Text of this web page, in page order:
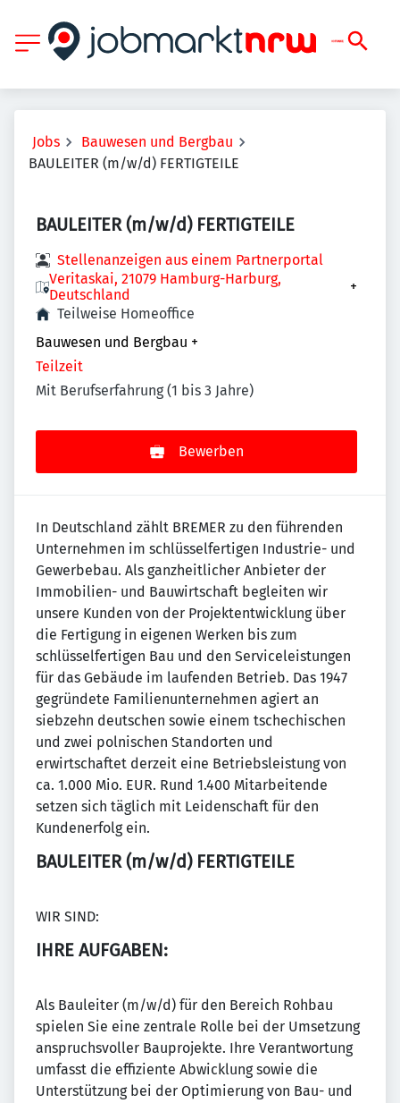
Jobs
Bauwesen und Bergbau
BAULEITER (m/w/d) FERTIGTEILE
BAULEITER (m/w/d) FERTIGTEILE
Stellenanzeigen aus einem Partnerportal
Veritaskai, 21079 Hamburg-Harburg,
Deutschland
+
Teilweise Homeoffice
Bauwesen und Bergbau +
Teilzeit
Mit Berufserfahrung (1 bis 3 Jahre)
Bewerben
In Deutschland zählt BREMER zu den führenden
Unternehmen im schlüsselfertigen Industrie- und
Gewerbebau. Als ganzheitlicher Anbieter der
Immobilien- und Bauwirtschaft begleiten wir
unsere Kunden von der Projektentwicklung über
die Fertigung in eigenen Werken bis zum
schlüsselfertigen Bau und den Serviceleistungen
für das Gebäude im laufenden Betrieb. Das 1947
gegründete Familienunternehmen agiert an
siebzehn deutschen sowie einem tschechischen
und zwei polnischen Standorten und
erwirtschaftet derzeit eine Betriebsleistung von
ca. 1.000 Mio. EUR. Rund 1.400 Mitarbeitende
setzen sich täglich mit Leidenschaft für den
Kundenerfolg ein.
BAULEITER (m/w/d) FERTIGTEILE
WIR SIND:
IHRE AUFGABEN:
Als Bauleiter (m/w/d) für den Bereich Rohbau
spielen Sie eine zentrale Rolle bei der Umsetzung
anspruchsvoller Bauprojekte. Ihre Verantwortung
umfasst die effiziente Abwicklung sowie die
Unterstützung bei der Optimierung von Bau- und